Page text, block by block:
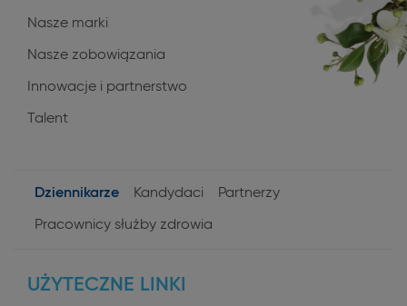
Nasze marki
Nasze zobowiązania
Innowacje i partnerstwo
Talent
User
Dziennikarze Kandydaci Partnerzy
Pracownicy służby zdrowia
UŻYTECZNE LINKI